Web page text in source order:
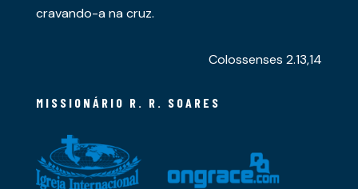
cravando-a na cruz.
Colossenses 2.13,14
MISSIONÁRIO R. R. SOARES